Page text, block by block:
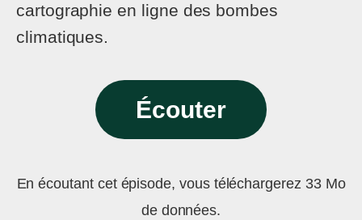
cartographie en ligne des bombes
climatiques.
Écouter
En écoutant cet épisode, vous téléchargerez 33 Mo
de données.